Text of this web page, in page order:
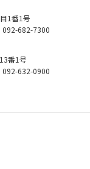
1番1号
092-682-7300
番1号
092-632-0900